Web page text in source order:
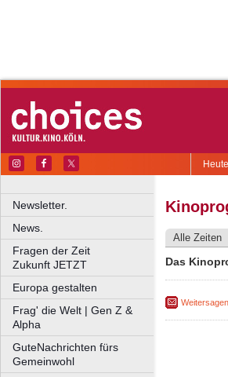
Newsletter.
News.
Fragen der Zeit
Zukunft JETZT
Europa gestalten
Frag' die Welt | Gen Z &
Alpha
GuteNachrichten fürs
Gemeinwohl
Alle Zeiten
Das
Weitersagen